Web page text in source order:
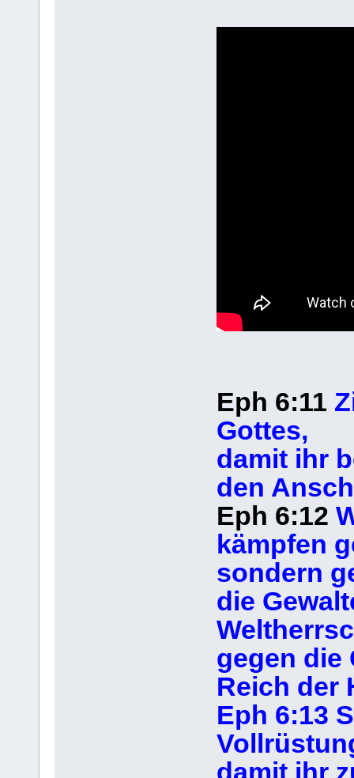
Eph 6:11
Gottes,
damit ihr
den
Eph 6:12
kämpfen
sondern
die
gegen die
Reich der
Eph 6:13